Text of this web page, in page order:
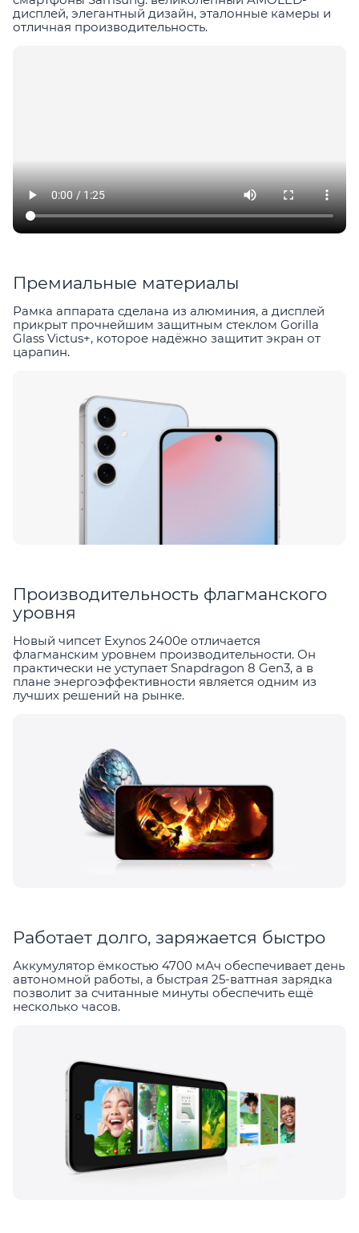
дисплей, элегантный дизайн, эталонные камеры и
отличная производительность.
Премиальные материалы
Рамка аппарата сделана из алюминия, а дисплей
прикрыт прочнейшим защитным стеклом Gorilla
Glass Victus+, которое надёжно защитит экран от
царапин.
Производительность флагманского
уровня
Новый чипсет Exynos 2400e отличается
флагманским уровнем производительности. Он
практически не уступает Snapdragon 8 Gen3, а в
плане энергоэффективности является одним из
лучших решений на рынке.
Работает долго, заряжается быстро
Аккумулятор ёмкостью 4700 мАч обеспечивает день
автономной работы, а быстрая 25-ваттная зарядка
позволит за считанные минуты обеспечить ещё
несколько часов.